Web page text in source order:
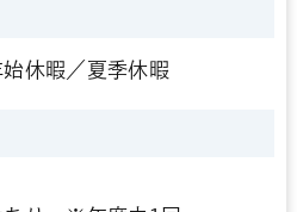
休暇／夏季休暇